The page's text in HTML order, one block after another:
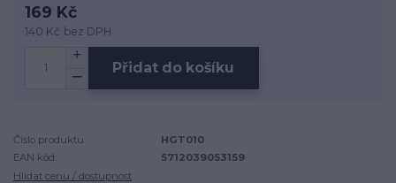
169 Kč
140 Kč bez DPH
Přidat do košíku
Číslo produktu:
HGT010
EAN kód:
5712039053159
Hlídat cenu / dostupnost